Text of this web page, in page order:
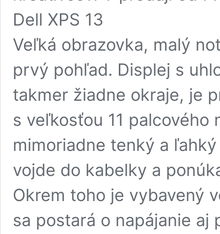
Dell XPS 13
Veľká obrazovka, malý
prvý pohľad. Displej s
takmer žiadne okraje, je
s veľkosťou 11
mimoriadne tenký a
vojde do kabelky a
Okrem toho je vybavený
sa postará o napájanie aj